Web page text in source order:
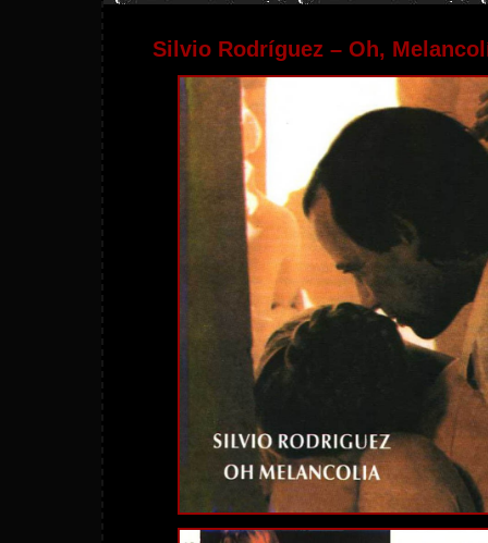
Silvio Rodríguez – Oh,